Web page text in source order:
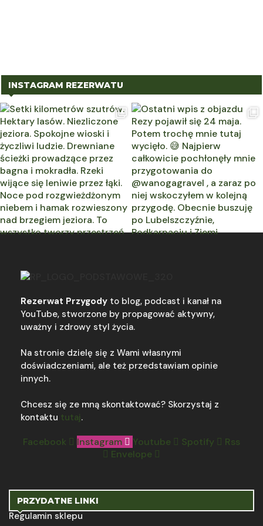
INSTAGRAM REZERWATU
Rezerwat Przygody to blog, podcast i kanał na
YouTube, stworzone by propagować aktywny,
uważny i zdrowy styl życia.
Na stronie dzielę się z Wami własnymi
doświadczeniami, ale też przedstawiam opinie
innych.
Chcesz się ze mną skontaktować? Skorzystaj z
kontaktu tutaj.
Facebook Instagram Youtube Spotify
Rss
Envelope
PRZYDATNE LINKI
Regulamin sklepu